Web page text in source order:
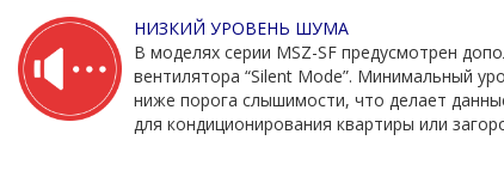
НИЗКИЙ УРОВЕНЬ ШУМА
В моделях серии MSZ-SF предусмотрен
вентилятора “Silent Mode”. Минимальный
ниже порога слышимости, что делает
для кондиционирования квартиры или